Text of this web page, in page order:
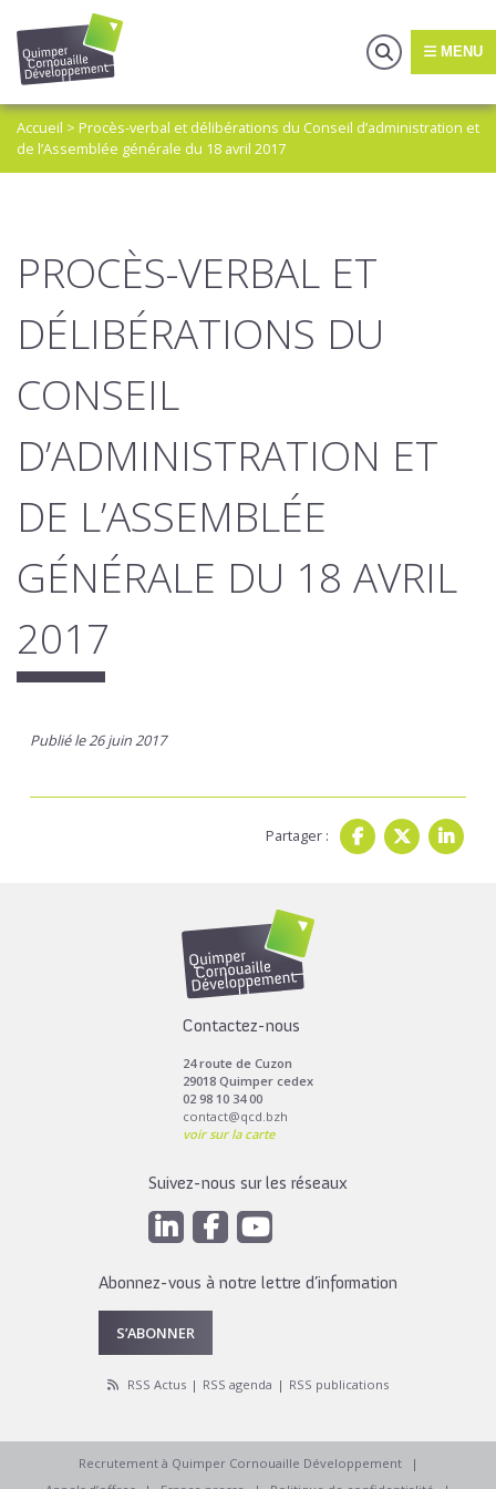
MENU
Accueil > Procès-verbal et délibérations du Conseil d’administration et
de l’Assemblée générale du 18 avril 2017
PROCÈS-VERBAL ET
DÉLIBÉRATIONS DU
CONSEIL
D’ADMINISTRATION ET
DE L’ASSEMBLÉE
GÉNÉRALE DU 18 AVRIL
2017
Publié le 26 juin 2017
Partager :
Contactez-nous
24 route de Cuzon
29018 Quimper cedex
02 98 10 34 00
contact@qcd.bzh
voir sur la carte
Suivez-nous sur les réseaux
Abonnez-vous à notre lettre d’information
S’ABONNER
RSS Actus RSS agenda RSS publications
Recrutement à Quimper Cornouaille Développement